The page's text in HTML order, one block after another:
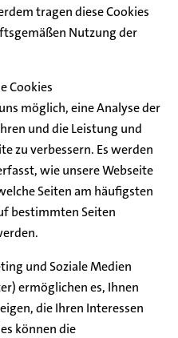
tragen diese Cookies
Nutzung der
Cookies
möglich, eine Analyse der
und die Leistung und
zu verbessern. Es werden
wie unsere Webseite
Seiten am häufigsten
bestimmten Seiten
und Soziale Medien
ermöglichen es, Ihnen
die Ihren Interessen
können die